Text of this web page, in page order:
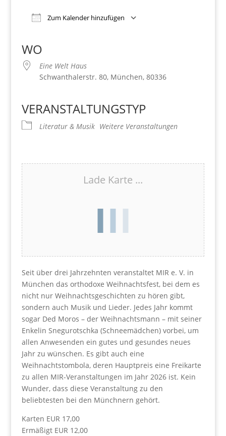
Zum Kalender hinzufügen
WO
Eine Welt Haus
Schwanthalerstr. 80, München, 80336
VERANSTALTUNGSTYP
Literatur & Musik Weitere Veranstaltungen
Lade Karte ...
Seit über drei Jahrzehnten veranstaltet MIR e. V. in
München das orthodoxe Weihnachtsfest, bei dem es
nicht nur Weihnachtsgeschichten zu hören gibt,
sondern auch Musik und Lieder. Jedes Jahr kommt
sogar Ded Moros – der Weihnachtsmann – mit seiner
Enkelin Snegurotschka (Schneemädchen) vorbei, um
allen Anwesenden ein gutes und gesundes neues
Jahr zu wünschen. Es gibt auch eine
Weihnachtstombola, deren Hauptpreis eine Freikarte
zu allen MIR-Veranstaltungen im Jahr 2026 ist. Kein
Wunder, dass diese Veranstaltung zu den
beliebtesten bei den Münchnern gehört.
Karten EUR 17,00
Ermäßigt EUR 12,00